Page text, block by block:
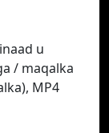
u
/ maqalka
MP4